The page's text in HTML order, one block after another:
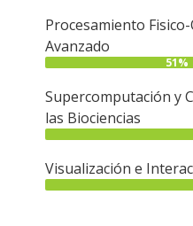
Procesamiento
Avanzado
51%
Supercomputación y
las Biociencias
Visualización e